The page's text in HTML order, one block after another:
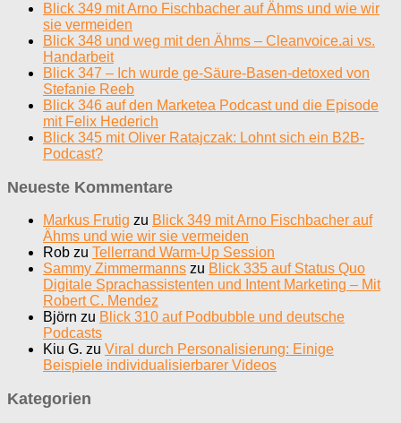
Blick 349 mit Arno Fischbacher auf Ähms und wie wir
sie vermeiden
Blick 348 und weg mit den Ähms – Cleanvoice.ai vs.
Handarbeit
Blick 347 – Ich wurde ge-Säure-Basen-detoxed von
Stefanie Reeb
Blick 346 auf den Marketea Podcast und die Episode
mit Felix Hederich
Blick 345 mit Oliver Ratajczak: Lohnt sich ein B2B-
Podcast?
Neueste Kommentare
Markus Frutig zu Blick 349 mit Arno Fischbacher auf
Ähms und wie wir sie vermeiden
Rob zu Tellerrand Warm-Up Session
Sammy Zimmermanns zu Blick 335 auf Status Quo
Digitale Sprachassistenten und Intent Marketing – Mit
Robert C. Mendez
Björn zu Blick 310 auf Podbubble und deutsche
Podcasts
Kiu G. zu Viral durch Personalisierung: Einige
Beispiele individualisierbarer Videos
Kategorien